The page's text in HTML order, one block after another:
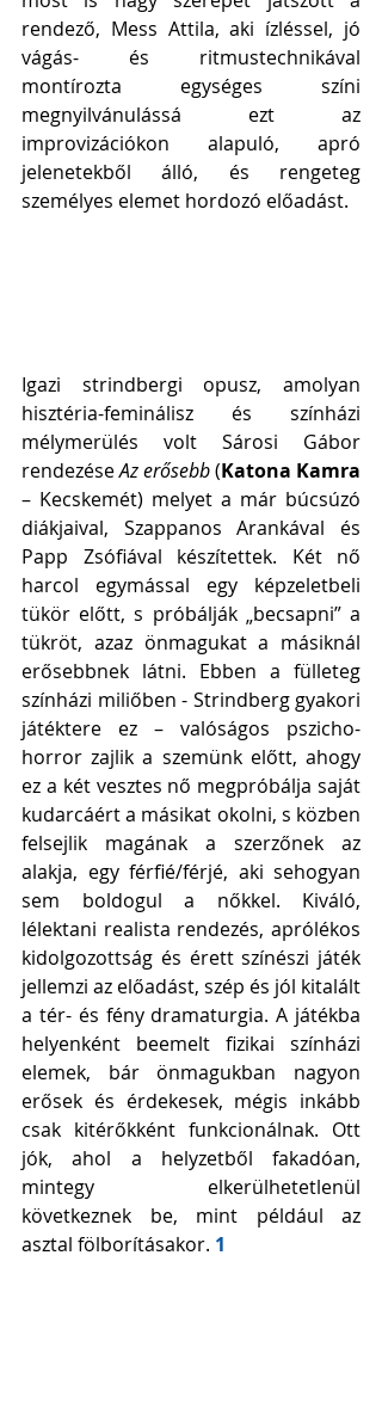
rendező, Mess Attila, aki ízléssel, jó
vágás- és ritmustechnikával
montírozta egységes színi
megnyilvánulássá ezt az
improvizációkon alapuló, apró
jelenetekből álló, és rengeteg
személyes elemet hordozó előadást.
Igazi strindbergi opusz, amolyan
hisztéria-feminálisz és színházi
mélymerülés volt Sárosi Gábor
rendezése Az erősebb (Katona Kamra
– Kecskemét) melyet a már búcsúzó
diákjaival, Szappanos Arankával és
Papp Zsófiával készítettek. Két nő
harcol egymással egy képzeletbeli
tükör előtt, s próbálják „becsapni” a
tükröt, azaz önmagukat a másiknál
erősebbnek látni. Ebben a fülleteg
színházi miliőben - Strindberg gyakori
játéktere ez – valóságos pszicho-
horror zajlik a szemünk előtt, ahogy
ez a két vesztes nő megpróbálja saját
kudarcáért a másikat okolni, s közben
felsejlik magának a szerzőnek az
alakja, egy férfié/férjé, aki sehogyan
sem boldogul a nőkkel. Kiváló,
lélektani realista rendezés, aprólékos
kidolgozottság és érett színészi játék
jellemzi az előadást, szép és jól kitalált
a tér- és fény dramaturgia. A játékba
helyenként beemelt fizikai színházi
elemek, bár önmagukban nagyon
erősek és érdekesek, mégis inkább
csak kitérőkként funkcionálnak. Ott
jók, ahol a helyzetből fakadóan,
mintegy elkerülhetetlenül
következnek be, mint például az
asztal fölborításakor. 1